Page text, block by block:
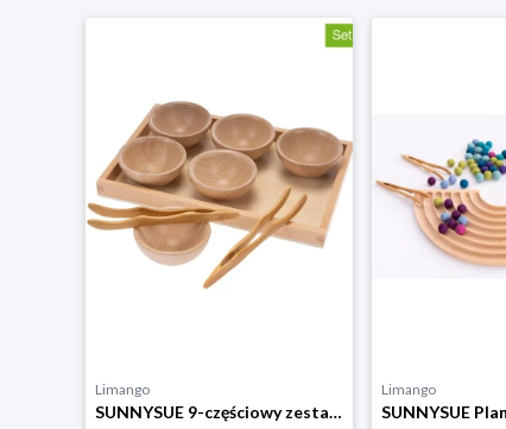
Limango
SUNNYSUE 9-częściowy zestaw w kolorze jasnobrązowym rozmiar: onesize
Limango